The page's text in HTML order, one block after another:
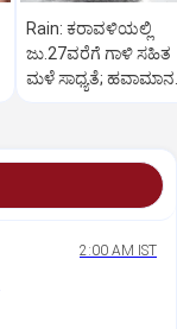
Rain: ಕರಾವಳಿಯಲ್ಲಿ
ಜು.27ವರೆಗೆ ಗಾಳಿ ಸಹಿತ
ಮಳೆ ಸಾಧ್ಯತೆ; ಹವಾಮಾನ
2:00 AM IST